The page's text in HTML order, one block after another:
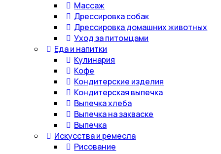
Массаж
Дрессировка собак
Дрессировка домашних животных
Уход за питомцами
Еда и напитки
Кулинария
Кофе
Кондитерские изделия
Кондитерская выпечка
Выпечка хлеба
Выпечка на закваске
Выпечка
Искусства и ремесла
Рисование